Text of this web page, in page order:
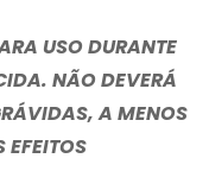
USO DURANTE
NÃO DEVERÁ
A MENOS
EFEITOS